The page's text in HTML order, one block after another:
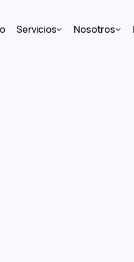
Servicios Nosotros